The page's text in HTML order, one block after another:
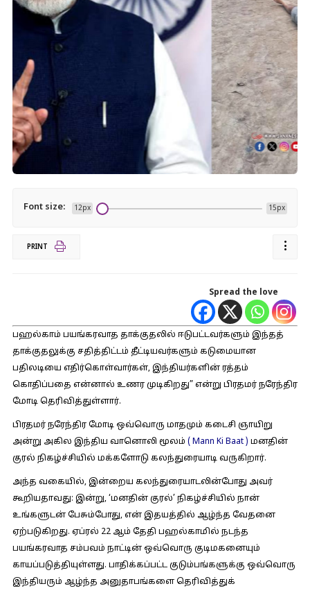
Font size: 12px 15px
PRINT
Spread the love
பஹல்காம் பயங்கரவாத தாக்குதலில் ஈடுபட்டவர்களும் இந்தத்
தாக்குதலுக்கு சதித்திட்டம் தீட்டியவர்களும் கடுமையான
பதிலடியை எதிர்கொள்வார்கள், இந்தியர்களின் ரத்தம்
கொதிப்பதை என்னால் உணர முடிகிறது” என்று பிரதமர் நரேந்திர
மோடி தெரிவித்துள்ளார்.
பிரதமர் நரேந்திர மோடி ஒவ்வொரு மாதமும் கடைசி ஞாயிறு
அன்று அகில இந்திய வானொலி மூலம் ( Mann Ki Baat ) மனதின்
குரல் நிகழ்ச்சியில் மக்களோடு கலந்துரையாடி வருகிறார்.
அந்த வகையில், இன்றைய கலந்துரையாடலின்போது அவர்
கூறியதாவது: இன்று, ‘மனதின் குரல்’ நிகழ்ச்சியில் நான்
உங்களுடன் பேசும்போது, ​​என் இதயத்தில் ஆழ்ந்த வேதனை
ஏற்படுகிறது. ஏப்ரல் 22 ஆம் தேதி பஹல்காமில் நடந்த
பயங்கரவாத சம்பவம் நாட்டின் ஒவ்வொரு குடிமகனையும்
காயப்படுத்தியுள்ளது. பாதிக்கப்பட்ட குடும்பங்களுக்கு ஒவ்வொரு
இந்தியரும் ஆழ்ந்த அனுதாபங்களை தெரிவித்துக்